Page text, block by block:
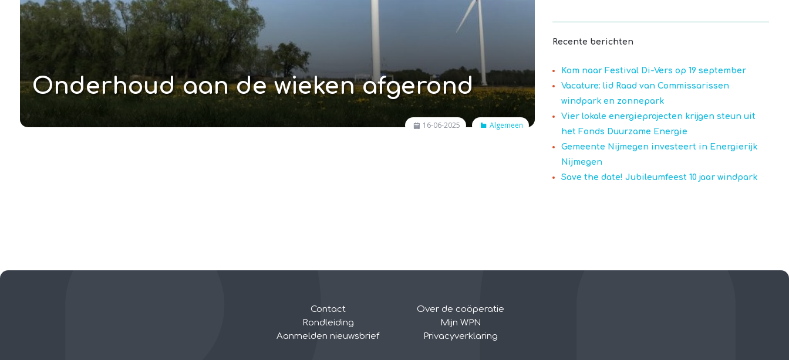
Onderhoud aan de wieken afgerond
Algemeen
16-06-2025
Recente berichten
Kom naar Festival Di-Vers op 19 september
Vacature: lid Raad van Commissarissen
windpark en zonnepark
Vier lokale energieprojecten krijgen steun uit
het Fonds Duurzame Energie
Gemeente Nijmegen investeert in Energierijk
Nijmegen
Save the date! Jubileumfeest 10 jaar windpark
Contact
Rondleiding
Aanmelden nieuwsbrief
Over de coöperatie
Mijn WPN
Privacyverklaring